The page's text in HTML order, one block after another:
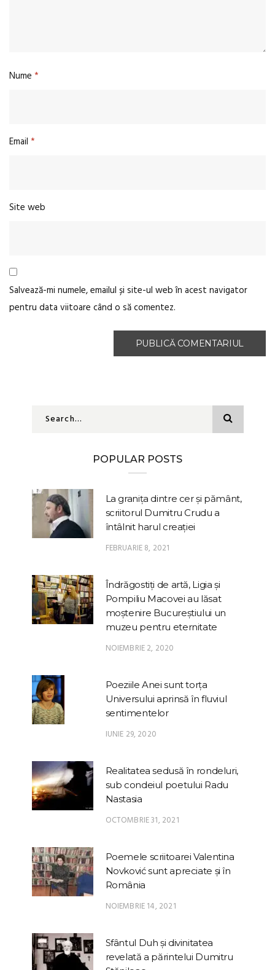
Nume *
Email *
Site web
Salvează-mi numele, emailul și site-ul web în acest navigator
pentru data viitoare când o să comentez.
POPULAR POSTS
La granița dintre cer și pământ,
scriitorul Dumitru Crudu a
întâlnit harul creației
FEBRUARIE 8, 2021
Îndrăgostiți de artă, Ligia și
Pompiliu Macovei au lăsat
moștenire Bucureștiului un
muzeu pentru eternitate
NOIEMBRIE 2, 2020
Poeziile Anei sunt torța
Universului aprinsă în fluviul
sentimentelor
IUNIE 29, 2020
Realitatea sedusă în rondeluri,
sub condeiul poetului Radu
Nastasia
OCTOMBRIE 31, 2021
Poemele scriitoarei Valentina
Novković sunt apreciate și în
România
NOIEMBRIE 14, 2021
Sfântul Duh și divinitatea
revelată a părintelui Dumitru